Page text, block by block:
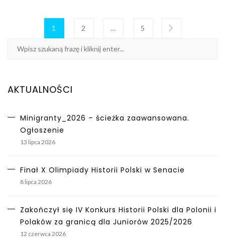
1 2 … 5
AKTUALNOŚCI
Minigranty_2026 – ścieżka zaawansowana.
Ogłoszenie
13 lipca 2026
Finał X Olimpiady Historii Polski w Senacie
8 lipca 2026
Zakończył się IV Konkurs Historii Polski dla Polonii i
Polaków za granicą dla Juniorów 2025/2026
12 czerwca 2026